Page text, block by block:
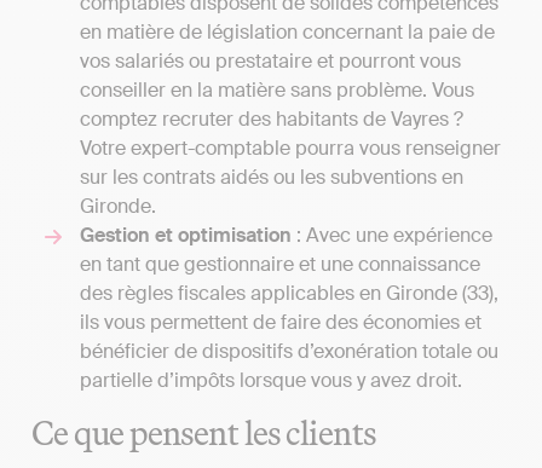
en matière de législation concernant la paie de
vos salariés ou prestataire et pourront vous
conseiller en la matière sans problème. Vous
comptez recruter des habitants de Vayres ?
Votre expert-comptable pourra vous renseigner
sur les contrats aidés ou les subventions en
Gironde.
Gestion et optimisation : Avec une expérience
en tant que gestionnaire et une connaissance
des règles fiscales applicables en Gironde (33),
ils vous permettent de faire des économies et
bénéficier de dispositifs d’exonération totale ou
partielle d’impôts lorsque vous y avez droit.
Ce que pensent les clients